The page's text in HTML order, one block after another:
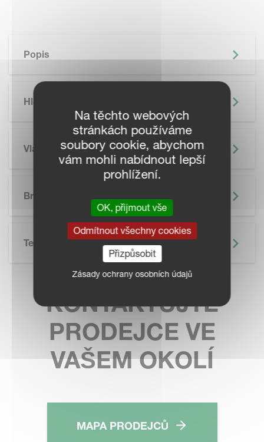
Popis
Hlavní Výhody
Vlastnosti
Brožura
Technické Údaje
KONTAKTUJTE
PRODEJCE VE
VAŠEM OKOLÍ
MAPA PRODEJCŮ
Na těchto webových
stránkách používáme
soubory cookie, abychom
vám mohli nabídnout lepší
prohlížení.
OK, přijmout vše
Odmítnout všechny cookies
Přizpůsobit
Zásady ochrany osobních údajů